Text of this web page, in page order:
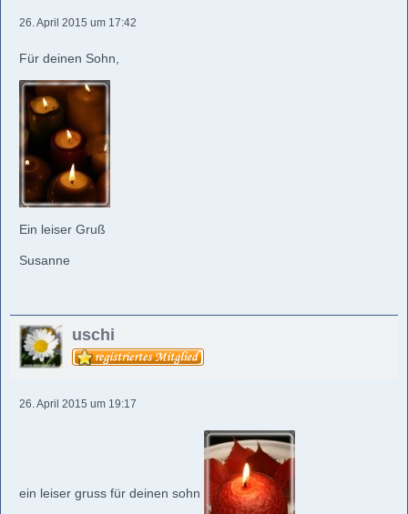
26. April 2015 um 17:42
Für deinen Sohn,
Ein leiser Gruß
Susanne
uschi
26. April 2015 um 19:17
ein leiser gruss für deinen sohn